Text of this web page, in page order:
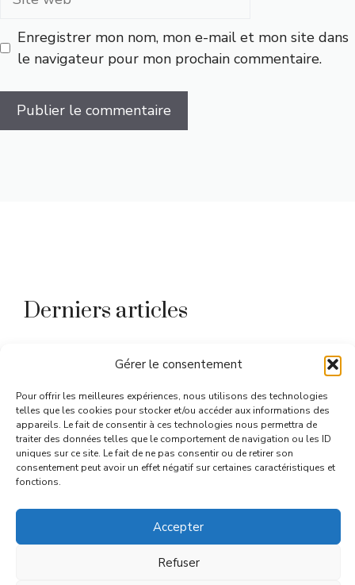
Gérer le consentement
Pour offrir les meilleures expériences, nous utilisons des technologies
telles que les cookies pour stocker et/ou accéder aux informations des
appareils. Le fait de consentir à ces technologies nous permettra de
traiter des données telles que le comportement de navigation ou les ID
uniques sur ce site. Le fait de ne pas consentir ou de retirer son
consentement peut avoir un effet négatif sur certaines caractéristiques et
fonctions.
Accepter
Refuser
Enregistrer mon nom, mon e-mail et mon site dans
le navigateur pour mon prochain commentaire.
Derniers articles
Maladie du bébé arlequin : causes,
Urine qui sent le poisson : causes,
significations et solutions 2026
Burn-out des soignants : prévenir
l’épuisement en 2026
guide complet 2026
Comment choisir le logiciel santé de
votre cabinet médical
Pied gonflé douloureux et rouge :